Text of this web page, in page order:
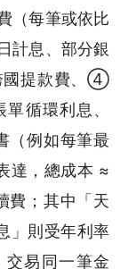
（每筆或依比
計息、部分銀
國提款費、④
循環利息、
例如每筆最
達，總成本 ≈
費；其中「天
」則受年利率
易同一筆金